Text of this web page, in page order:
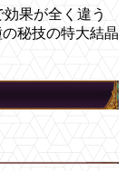
果が全く違う
秘技の特大結晶